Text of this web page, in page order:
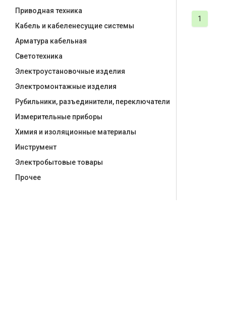
1
Приводная техника
Кабель и кабеленесущие системы
Арматура кабельная
Светотехника
Электроустановочные изделия
Электромонтажные изделия
Рубильники, разъединители, переключатели
Измерительные приборы
Химия и изоляционные материалы
Инструмент
Электробытовые товары
Прочее